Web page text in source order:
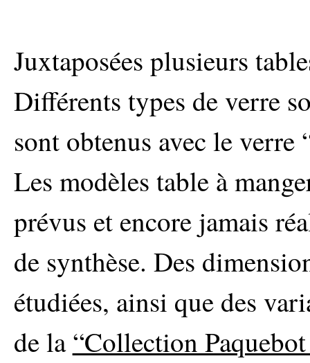
Juxtaposées plusieurs
Différents types de verre
sont obtenus avec le verre
Les modèles table à
prévus et encore jamais
de synthèse. Des
étudiées, ainsi que des
de la“Collection